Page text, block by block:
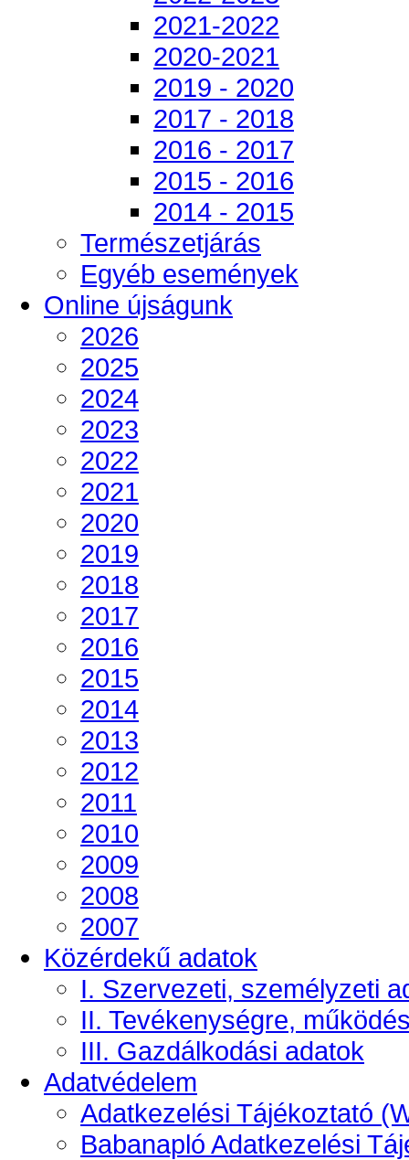
2021-2022
2020-2021
2019 - 2020
2017 - 2018
2016 - 2017
2015 - 2016
2014 - 2015
Természetjárás
Egyéb események
Online újságunk
2026
2025
2024
2023
2022
2021
2020
2019
2018
2017
2016
2015
2014
2013
2012
2011
2010
2009
2008
2007
Közérdekű adatok
I. Szervezeti, személyzeti
II. Tevékenységre,
III. Gazdálkodási adatok
Adatvédelem
Adatkezelési Tájékoztató
Babanapló Adatkezelési